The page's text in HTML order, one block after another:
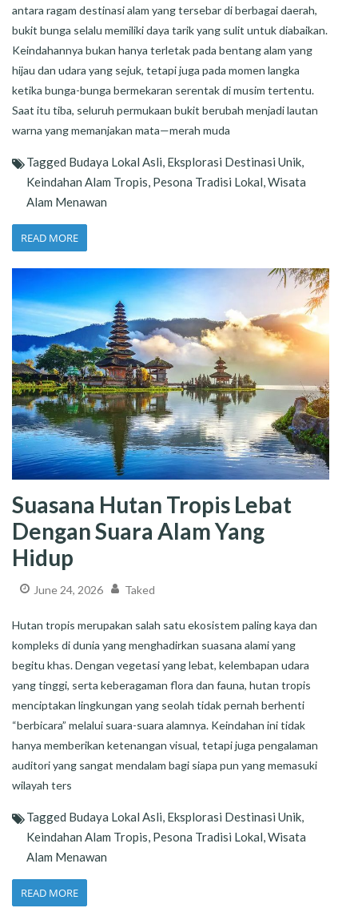
antara ragam destinasi alam yang tersebar di berbagai daerah,
bukit bunga selalu memiliki daya tarik yang sulit untuk diabaikan.
Keindahannya bukan hanya terletak pada bentang alam yang
hijau dan udara yang sejuk, tetapi juga pada momen langka
ketika bunga-bunga bermekaran serentak di musim tertentu.
Saat itu tiba, seluruh permukaan bukit berubah menjadi lautan
warna yang memanjakan mata—merah muda
Tagged Budaya Lokal Asli, Eksplorasi Destinasi Unik,
Keindahan Alam Tropis, Pesona Tradisi Lokal,Wisata
Alam Menawan
READ MORE
Suasana Hutan Tropis Lebat
Dengan Suara Alam Yang
Hidup
June 24, 2026 Taked
Hutan tropis merupakan salah satu ekosistem paling kaya dan
kompleks di dunia yang menghadirkan suasana alami yang
begitu khas. Dengan vegetasi yang lebat, kelembapan udara
yang tinggi, serta keberagaman flora dan fauna, hutan tropis
menciptakan lingkungan yang seolah tidak pernah berhenti
“berbicara” melalui suara-suara alamnya. Keindahan ini tidak
hanya memberikan ketenangan visual, tetapi juga pengalaman
auditori yang sangat mendalam bagi siapa pun yang memasuki
wilayah ters
Tagged Budaya Lokal Asli Eksplorasi Destinasi Unik
Keindahan Alam Tropis Pesona Tradisi Lokal Wisata
Alam Menawan
READ MORE